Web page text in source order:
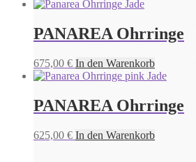
PANAREA Ohrringe
675,00 € In den Warenkorb
PANAREA Ohrringe
625,00 € In den Warenkorb